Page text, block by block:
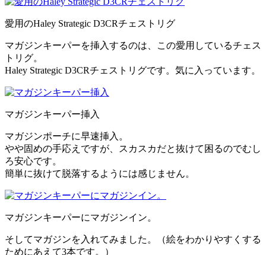
愛用のHaley Strategic D3CRチェストリグ
マガジンキーパーを挿入するのは、この愛用しているチェス
トリグ。
Haley Strategic D3CRチェストリグです。気に入っています。
マガジンキーパー挿入
マガジンポーチに早速挿入。
やや固めの手応えですが、スカスカだと抜けて困るのでむし
ろ安心です。
簡単に抜けて脱落するようには感じません。
マガジンキーパーにマガジンイン。
そしてマガジンを入れてみました。（絵をわかりやすくする
ためにあえて3本です。）